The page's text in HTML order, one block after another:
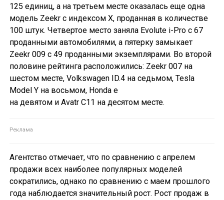
125 единиц, а на третьем месте оказалась еще одна
модель Zeekr с индексом X, проданная в количестве
100 штук. Четвертое место заняла Evolute i-Pro с 67
проданными автомобилями, а пятерку замыкает
Zeekr 009 с 49 проданными экземплярами. Во второй
половине рейтинга расположились: Zeekr 007 на
шестом месте, Volkswagen ID.4 на седьмом, Tesla
Model Y на восьмом, Honda e
на девятом и Avatr C11 на десятом месте.
Агентство отмечает, что по сравнению с апрелем
продажи всех наиболее популярных моделей
сократились, однако по сравнению с маем прошлого
года наблюдается значительный рост. Рост продаж в